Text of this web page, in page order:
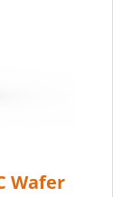
Wafer